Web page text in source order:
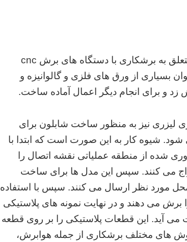
سریع ترین روش برشکاری شاید متعلق به برشکاری با دستگاه های برش cnc
بسیاری از ورق های فلزی و گالوانیزه و
زد و برای انجام دیگر اعمال آماده ساخت.
لیزری نیز به منظور ساخت شابلون برای
شیوه کار به این صورت است که ابتدا با
شده از منطقه عملیاتی نقشه اتصال را
می کنند. سپس این مدل ها برای ساخت
مورد نظر ارسال می کنند. سپس با استفاده
می دهند و در نهایت نمونه های پلاستیکی
آید. این قطعات پلاستیکی را بر روی قطعه
های مختلف برشکاری از جمله هوابرش،